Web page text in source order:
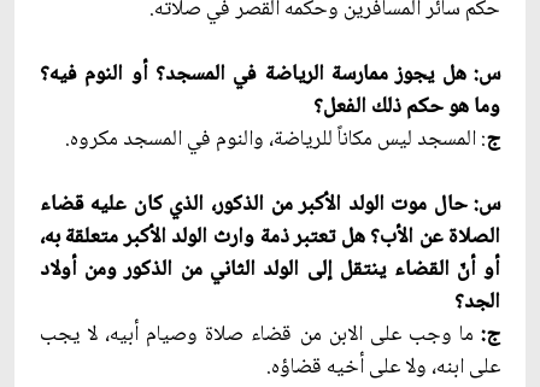
حكم سائر المسافرين وحكمه القصر في صلاته.
س: هل يجوز ممارسة الرياضة في المسجد؟ أو النوم فيه؟
وما هو حكم ذلك الفعل؟
ج: المسجد ليس مكاناً للرياضة، والنوم في المسجد مكروه.
س: حال موت الولد الأكبر من الذكور، الذي كان عليه قضاء
الصلاة عن الأب؟ هل تعتبر ذمة وارث الولد الأكبر متعلقة به،
أو أنّ القضاء ينتقل إلى الولد الثاني من الذكور ومن أولاد
الجد؟
ج:ما وجب على الابن من قضاء صلاة وصيام أبيه، لا يجب
على ابنه، ولا على أخيه قضاؤه.